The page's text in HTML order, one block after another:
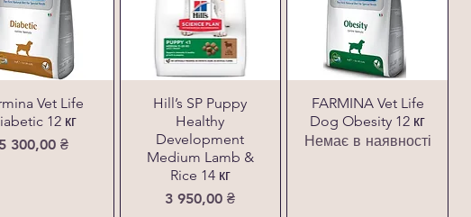
Vet Life
12 кг
Ціна
5 300,00 ₴
Hill’s SP Puppy
Healthy
Development
Medium Lamb &
Rice 14 кг
Ціна
3 950,00 ₴
FARMINA Vet Life
Dog Obesity 12 кг
Немає в наявності